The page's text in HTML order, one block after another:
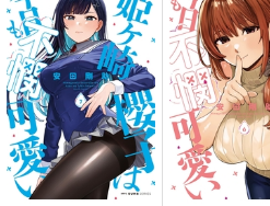
勇気あるものより散
れ 9
白泉社
759円 （税込）
サンプル
作品詳細
地雷グリコ 4
白泉社
759円（税込）
サンプル
作品詳細